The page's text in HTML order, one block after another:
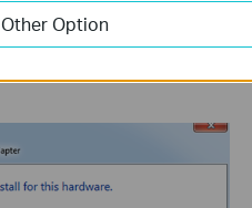
Other Option